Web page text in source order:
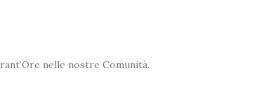
nelle nostre Comunità.